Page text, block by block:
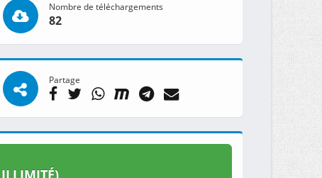
Nombre de téléchargements
82
Partage